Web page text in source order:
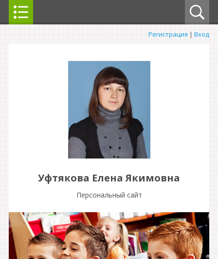
Регистрация | Вход
Уфтякова Елена Якимовна
Персональный сайт